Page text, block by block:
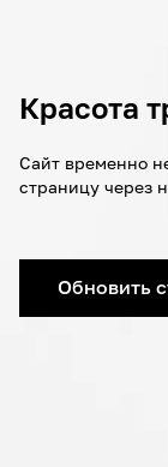
Красота
Сайт временно
страницу через
Обновить